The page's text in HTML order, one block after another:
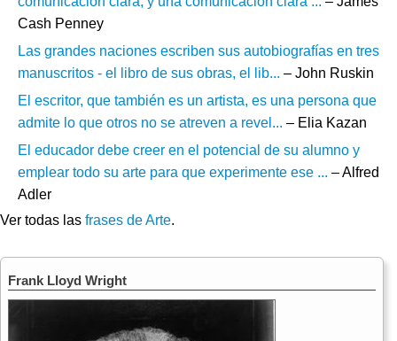
Cash Penney
Las grandes naciones escriben sus autobiografías en tres
manuscritos - el libro de sus obras, el lib... – John Ruskin
El escritor, que también es un artista, es una persona que
admite lo que otros no se atreven a revel... – Elia Kazan
El educador debe creer en el potencial de su alumno y
emplear todo su arte para que experimente ese ... – Alfred
Adler
Ver todas las frases de Arte.
Frank Lloyd Wright